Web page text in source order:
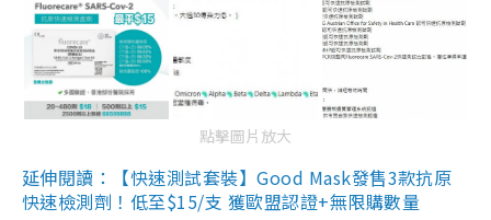
點擊圖片放大
延伸閱讀：【快速測試套裝】Good Mask發售3款抗原
快速檢測劑！低至$15/支 獲歐盟認證+無限購數量